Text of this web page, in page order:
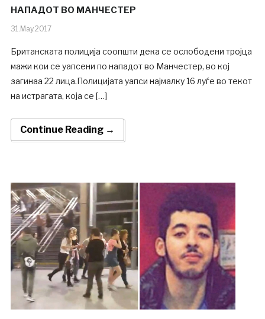
НАПАДОТ ВО МАНЧЕСТЕР
31.May.2017
Британската полиција соопшти дека се ослободени тројца
мажи кои се уапсени по нападот во Манчестер, во кој
загинаа 22 лица.Полицијата уапси најмалку 16 луѓе во текот
на истрагата, која се […]
Continue Reading →